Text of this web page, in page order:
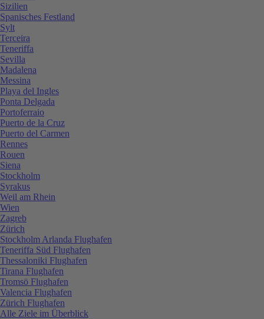
Sizilien
Spanisches Festland
Sylt
Terceira
Teneriffa
Sevilla
Madalena
Messina
Playa del Ingles
Ponta Delgada
Portoferraio
Puerto de la Cruz
Puerto del Carmen
Rennes
Rouen
Siena
Stockholm
Syrakus
Weil am Rhein
Wien
Zagreb
Zürich
Stockholm Arlanda Flughafen
Teneriffa Süd Flughafen
Thessaloniki Flughafen
Tirana Flughafen
Tromsö Flughafen
Valencia Flughafen
Zürich Flughafen
Alle Ziele im Überblick